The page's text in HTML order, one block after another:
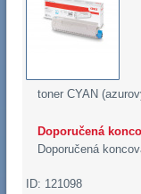
toner CYAN
Doporučená
Doporučená
ID: 121098